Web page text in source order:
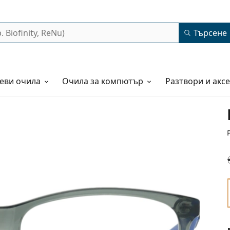
Търсене
очила Очила за компютър Разтвори и